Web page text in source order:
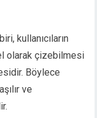
kullanıcıların
olarak çizebilmesi
Böylece
ve